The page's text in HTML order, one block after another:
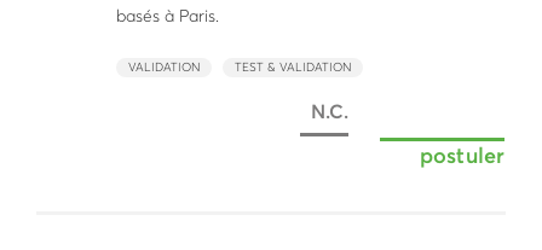
basés à Paris.
VALIDATION TEST & VALIDATION
N.C.
postuler